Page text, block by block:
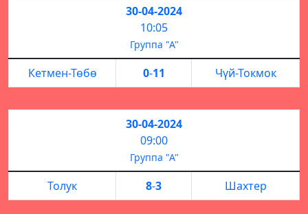
30-04-2024
10:05
Группа "А"
Кетмен-Төбө 0-11 Чүй-Токмок
30-04-2024
09:00
Группа "А"
Толук 8-3 Шахтер